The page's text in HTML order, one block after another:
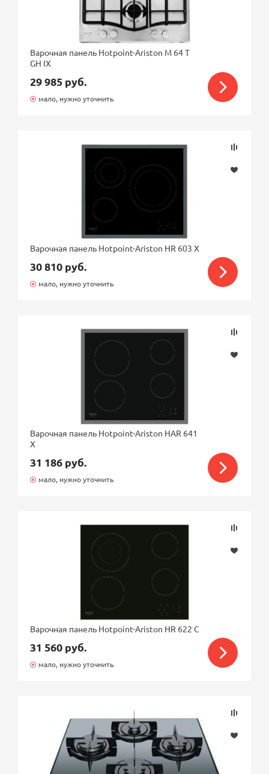
Варочная панель Hotpoint-Ariston M 64 T
GH IX
29 985 руб.
мало, нужно уточнить
Варочная панель Hotpoint-Ariston HR 603 X
30 810 руб.
мало, нужно уточнить
Варочная панель Hotpoint-Ariston HAR 641
X
31 186 руб.
мало, нужно уточнить
Варочная панель Hotpoint-Ariston HR 622 C
31 560 руб.
мало, нужно уточнить